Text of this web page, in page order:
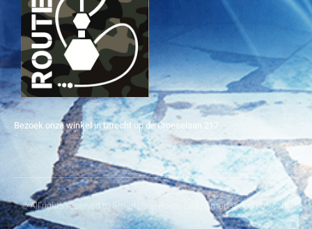
Bezoek onze winkel in Utrecht op de Croeselaan 217
© All rights reserved to Smartshop Route 030 - Smartshop in Utrecht